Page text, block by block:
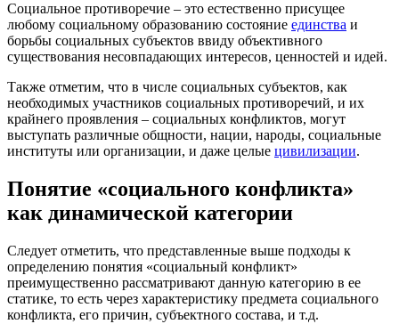
Социальное противоречие – это естественно присущее
любому социальному образованию состояние единства и
борьбы социальных субъектов ввиду объективного
существования несовпадающих интересов, ценностей и идей.
Также отметим, что в числе социальных субъектов, как
необходимых участников социальных противоречий, и их
крайнего проявления – социальных конфликтов, могут
выступать различные общности, нации, народы, социальные
институты или организации, и даже целые цивилизации.
Понятие «социального конфликта»
как динамической категории
Следует отметить, что представленные выше подходы к
определению понятия «социальный конфликт»
преимущественно рассматривают данную категорию в ее
статике, то есть через характеристику предмета социального
конфликта, его причин, субъектного состава, и т.д.